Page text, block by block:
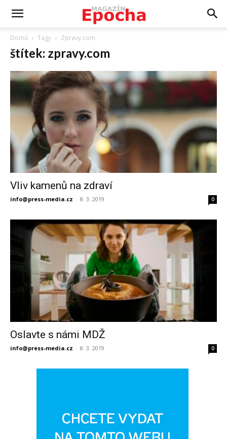
Domů Tagy Zpravy.com
štítek: zpravy.com
Vliv kamenů na zdraví
info@press-media.cz - 8. 3. 2019 0
Oslavte s námi MDŽ
info@press-media.cz - 8. 3. 2019 0